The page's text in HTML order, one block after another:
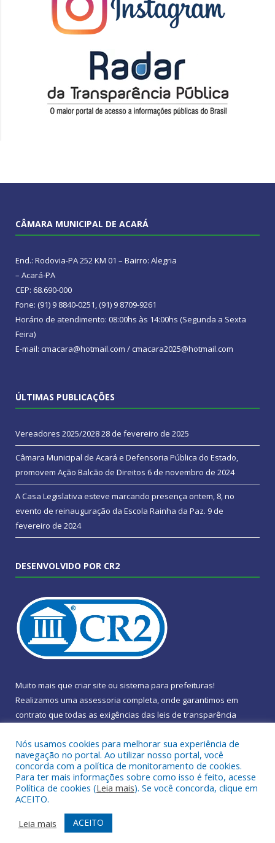
CÂMARA MUNICIPAL DE ACARÁ
End.: Rodovia-PA 252 KM 01 – Bairro: Alegria
– Acará-PA
CEP: 68.690-000
Fone: (91) 9 8840-0251, (91) 9 8709-9261
Horário de atendimento: 08:00hs às 14:00hs (Segunda a Sexta
Feira)
E-mail: cmacara@hotmail.com / cmacara2025@hotmail.com
ÚLTIMAS PUBLICAÇÕES
Vereadores 2025/202828 de fevereiro de 2025
Câmara Municipal de Acará e Defensoria Pública do Estado,
promovem Ação Balcão de Direitos 6 de novembro de 2024
A Casa Legislativa esteve marcando presença ontem, 8, no
evento de reinauguração da Escola Rainha da Paz. 9 de
fevereiro de 2024
DESENVOLVIDO POR CR2
Muito mais que criar site ou sistema para prefeituras!
Realizamos uma assessoria completa, onde garantimos em
contrato que todas as exigências das leis de transparência
Conheça oPNTPe oRadar da Transparência Pública
Mapa do Site
Acessar Área Administrativa
Acessar Webmail
Nós usamos cookies para melhorar sua experiência de
navegação no portal. Ao utilizar nosso portal, você
concorda com a política de monitoramento de cookies.
Para ter mais informações sobre como isso é feito, acesse
Política de cookies (Leia mais). Se você concorda, clique em
ACEITO.
Leia mais
ACEITO